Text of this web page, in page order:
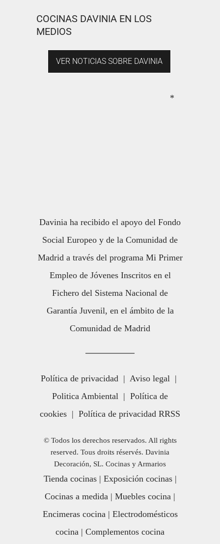
COCINAS DAVINIA EN LOS
MEDIOS
VER NOTICIAS SOBRE DAVINIA
*
Davinia ha recibido el apoyo del Fondo
Social Europeo y de la Comunidad de
Madrid a través del programa Mi Primer
Empleo de Jóvenes Inscritos en el
Fichero del Sistema Nacional de
Garantía Juvenil, en el ámbito de la
Comunidad de Madrid
Política de privacidad | Aviso legal |
Politica Ambiental | Política de
cookies | Política de privacidad RRSS
© Todos los derechos reservados. All rights
reserved. Tous droits réservés. Davinia
Decoración, SL. Cocinas y Armarios
Tienda cocinas| Exposición cocinas|
Cocinas a medida | Muebles cocina |
Encimeras cocina| Electrodomésticos
cocina | Complementos cocina